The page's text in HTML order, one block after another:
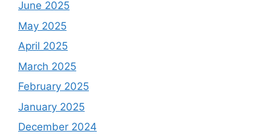
June 2025
May 2025
April 2025
March 2025
February 2025
January 2025
December 2024